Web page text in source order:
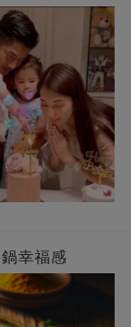
幸福感